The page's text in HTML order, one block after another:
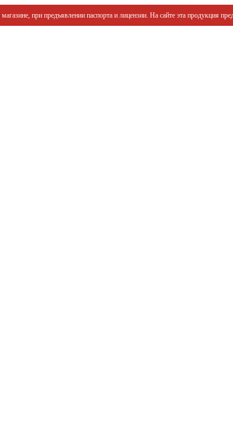
при предъявлении паспорта и лицензии. На сайте эта продукция